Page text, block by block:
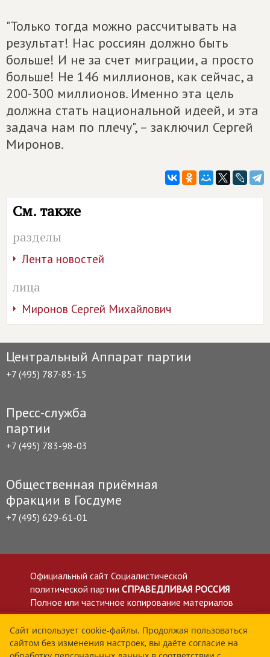
"Только тогда можно рассчитывать на
результат! Нас россиян должно быть
больше! И не за счет миграции, а просто
больше! Не 146 миллионов, как сейчас, а
200-300 миллионов. Именно эта цель
должна стать национальной идеей, и эта
задача нам по плечу", – заключил Сергей
Миронов.
См. также
разделы
Лента новостей
лица
Миронов Сергей Михайлович
Центральный Аппарат партии
+7 (495) 787-85-15
Пресс-служба
партии
+7 (495) 783-98-03
Общественная приёмная
фракции в Госдуме
+7 (495) 629-61-01
Официальный сайт Социалистической
политической партии СПРАВЕДЛИВАЯ РОССИЯ
Полное или частичное копирование материалов
приветствуется со ссылкой на сайт spravedlivo.ru
Политика в отношении обработки персональных
данных
Сайт использует cookie-файлы. Продолжая пользоваться
сайтом без изменения настроек, вы даёте согласие на